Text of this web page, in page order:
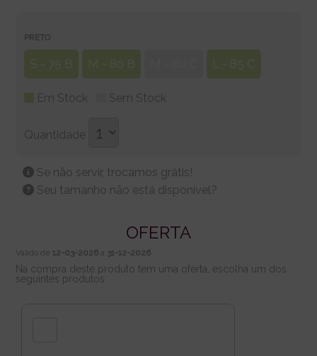
PRETO
S - 75 B M - 80 B L - 85 C
Em Stock Sem Stock
Quantidade
Se não servir, trocamos grátis!
Seu tamanho não está disponível?
OFERTA
Válido de 12-03-2026 a 31-12-2026
Na compra deste produto tem uma oferta, escolha um dos
seguintes produtos: